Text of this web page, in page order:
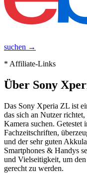
suchen →
* Affiliate-Links
Über Sony
Das Sony Xperia ZL ist
das sich an Nutzer
Kamera suchen. Getestet
Fachzeitschriften,
und der sehr guten
Smartphones & Handys
und Vielseitigkeit, um
gerecht zu werden.